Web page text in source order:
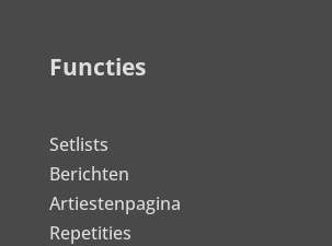
Functies
Setlists
Berichten
Artiestenpagina
Repetities